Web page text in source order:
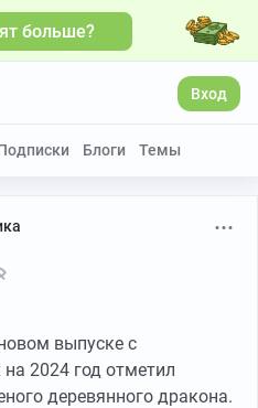
больше?
Вход
Блоги Темы
выпуске с
2024 год отметил
деревянного дракона.